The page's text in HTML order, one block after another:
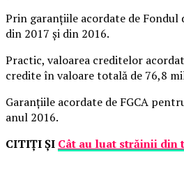
Prin garanţiile acordate de Fondul
din 2017 şi din 2016.
Practic, valoarea creditelor
credite în valoare totală de 76,8
Garanţiile acordate de FGCA
anul 2016.
CITIŢI ŞI Cât au luat străinii din